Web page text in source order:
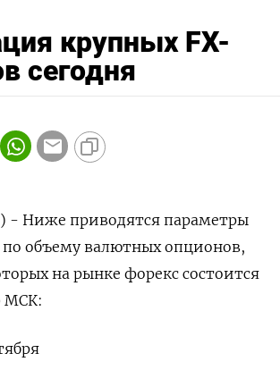
крупных FX-
сегодня
- Ниже приводятся параметры
по объему валютных опционов,
на рынке форекс состоится
МСК: